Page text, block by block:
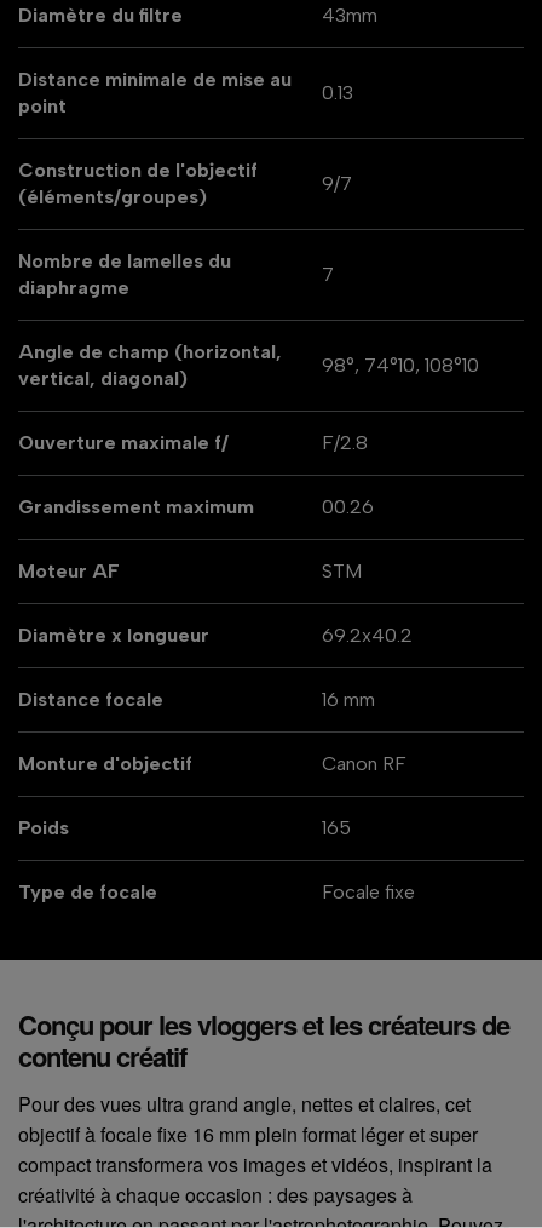
Diamètre du filtre 43mm
Distance minimale de mise au
point
0.13
Construction de l'objectif
(éléments/groupes)
9/7
Nombre de lamelles du
diaphragme
7
Angle de champ (horizontal,
vertical, diagonal)
98°, 74°10, 108°10
Ouverture maximale f/ F/2.8
Grandissement maximum 00.26
Moteur AF STM
Diamètre x longueur 69.2x40.2
Distance focale 16 mm
Monture d'objectif Canon RF
Poids 165
Type de focale Focale fixe
Conçu pour les vloggers et les créateurs de
contenu créatif
Pour des vues ultra grand angle, nettes et claires, cet
objectif à focale fixe 16 mm plein format léger et super
compact transformera vos images et vidéos, inspirant la
créativité à chaque occasion : des paysages à